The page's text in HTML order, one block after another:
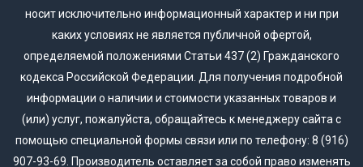
Исходя из этого, обшивку шпонированными панелями МДФ
разумнее всего применять для входных дверей внутренних
помещений (в том числе в квартирах или офисах,
расположенных в многоэтажных зданиях)
Ламинированные панели на входную дверь . Еще один вариант
декоративной отделки входных конструкций. Поверхность таких
носит исключительно информационный характер и ни при
каких условиях не является публичной офертой,
определяемой положениями Статьи 437 (2) Гражданского
кодекса Российской Федерации. Для получения подробной
информации о наличии и стоимости указанных товаров и
(или) услуг, пожалуйста, обращайтесь к менеджеру сайта с
помощью специальной формы связи или по телефону: 8 (916)
907-93-69. Производитель оставляет за собой право изменять